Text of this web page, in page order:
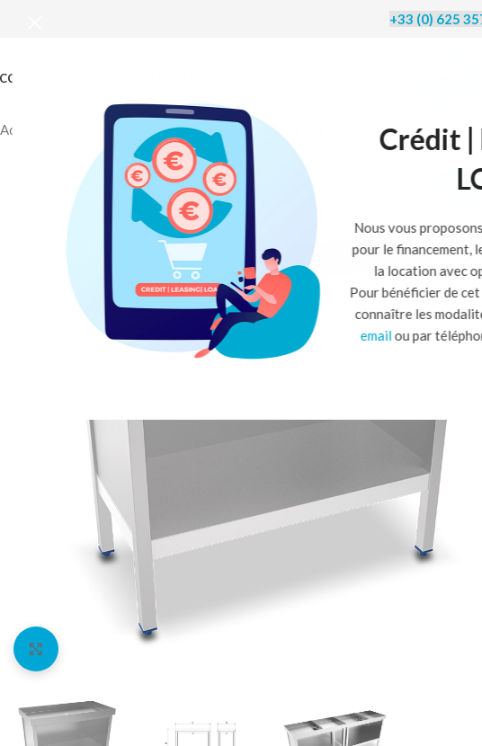
Crédit |
Nous vous
pour le financement,
la location avec
Pour bénéficier de
connaître les
email ou par
+33 (0) 625
Accueil Poissonnerie étals à poisson Table inox pour fruits de mer et
-33%
Agrandir l'image